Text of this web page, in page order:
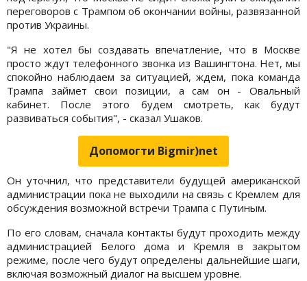
переговоров с Трампом об окончании войны, развязанной
против Украины.
"Я не хотел бы создавать впечатление, что в Москве
просто ждут телефонного звонка из Вашингтона. Нет, мы
спокойно наблюдаем за ситуацией, ждем, пока команда
Трампа займет свои позиции, а сам он - Овальный
кабинет. После этого будем смотреть, как будут
развиваться события", - сказал Ушаков.
Допомогти Bigmir)net
Он уточнил, что представители будущей американской
администрации пока не выходили на связь с Кремлем для
обсуждения возможной встречи Трампа с Путиным.
По его словам, сначала контакты будут проходить между
администрацией Белого дома и Кремля в закрытом
режиме, после чего будут определены дальнейшие шаги,
включая возможный диалог на высшем уровне.